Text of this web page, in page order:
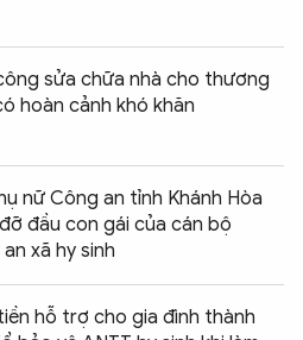
sửa chữa nhà cho thương
hoàn cảnh khó khăn
nữ Công an tỉnh Khánh Hòa
đầu con gái của cán bộ
xã hy sinh
hỗ trợ cho gia đình thành